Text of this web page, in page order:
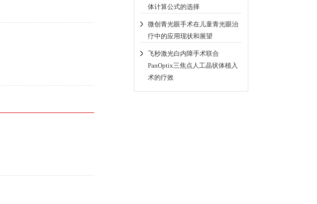
体计算公式的选择
微创青光眼手术在儿童青光眼治
疗中的应用现状和展望
飞秒激光白内障手术联合
PanOptix三焦点人工晶状体植入
术的疗效